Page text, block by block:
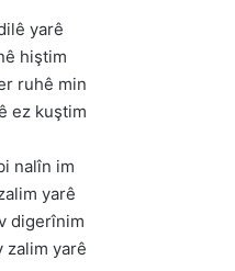
yarê
hiştim
ruhê min
ez kuştim
nalîn im
yarê
digerînim
zalim yarê